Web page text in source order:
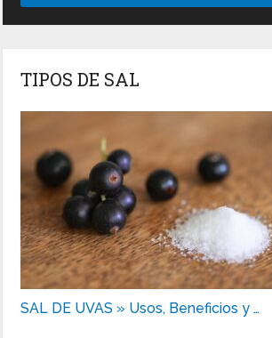
TIPOS DE SAL
SAL DE UVAS » Usos, Beneficios y …